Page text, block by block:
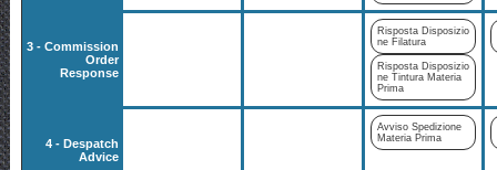
3 - Commission
Order
Response
Risposta Disposizio
ne Filatura
Risposta Disposizio
ne Tintura Materia
Prima
4 - Despatch
Advice
Avviso Spedizione
Materia Prima